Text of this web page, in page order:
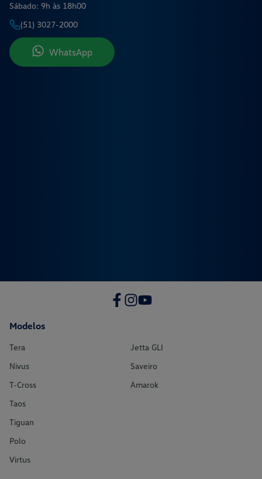
Sábado: 9h às 18h00
(51) 3027-2000
WhatsApp
Modelos
Tera
Nivus
T-Cross
Taos
Tiguan
Polo
Virtus
Jetta GLI
Saveiro
Amarok